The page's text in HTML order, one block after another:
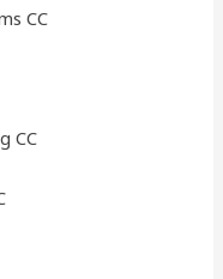
CC
CC